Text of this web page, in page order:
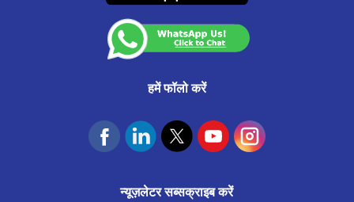
हमें फॉलो करें
न्यूज़लेटर सब्सक्राइब करें